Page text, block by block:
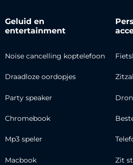
Geluid en
entertainment
Noise cancelling koptelefoon
Draadloze oordopjes
Party speaker
Chromebook
Mp3 speler
Macbook Zit